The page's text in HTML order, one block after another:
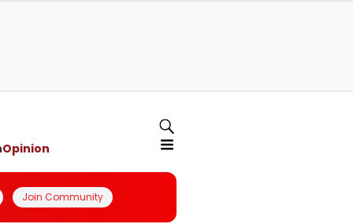
Opinion
Join Community